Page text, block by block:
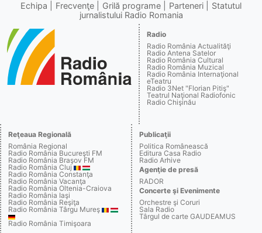
Echipa Frecvenţe Grilă programe Parteneri
Statutul
jurnalistului Radio Romania
Radio
Radio România Actualităţi
Radio Antena Satelor
Radio România Cultural
Radio România Muzical
Radio România Internaţional
eTeatru
Radio 3Net "Florian Pitiş"
Teatrul Naţional Radiofonic
Radio Chişinău
Reţeaua Regională
România Regional
Radio România Bucureşti FM
Radio România Braşov FM
Radio România Cluj
Radio România Constanţa
Radio România Vacanţa
Radio România Oltenia-Craiova
Radio România Iaşi
Radio România Reşiţa
Radio România Târgu Mureş
Radio România Timişoara
Publicaţii
Politica Românească
Editura Casa Radio
Radio Arhive
Agenţie de presă
RADOR
Concerte şi Evenimente
Orchestre şi Coruri
Sala Radio
Târgul de carte GAUDEAMUS